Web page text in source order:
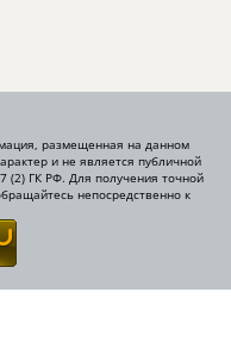
размещенная на данном
и не является публичной
(2) ГК РФ. Для получения точной
непосредственно к